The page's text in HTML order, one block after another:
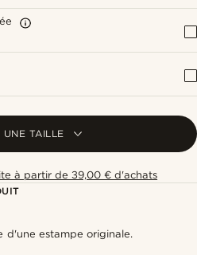
UNE TAILLE
à partir de 39,00 € d'achats
d'une estampe originale.